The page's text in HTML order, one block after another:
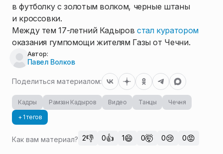
в футболку с золотым волком, черные штаны
и кроссовки.
Между тем 17-летний Кадыров стал куратором
оказания гумпомощи жителям Газы от Чечни.
Автор:
Павел Волков
Поделиться материалом:
Кадры Рамзан Кадыров Видео Танцы
Чечня
+ 1 тегов
Как вам материал? 2👎 0👍 1😄 0🤯 0😢 0😡